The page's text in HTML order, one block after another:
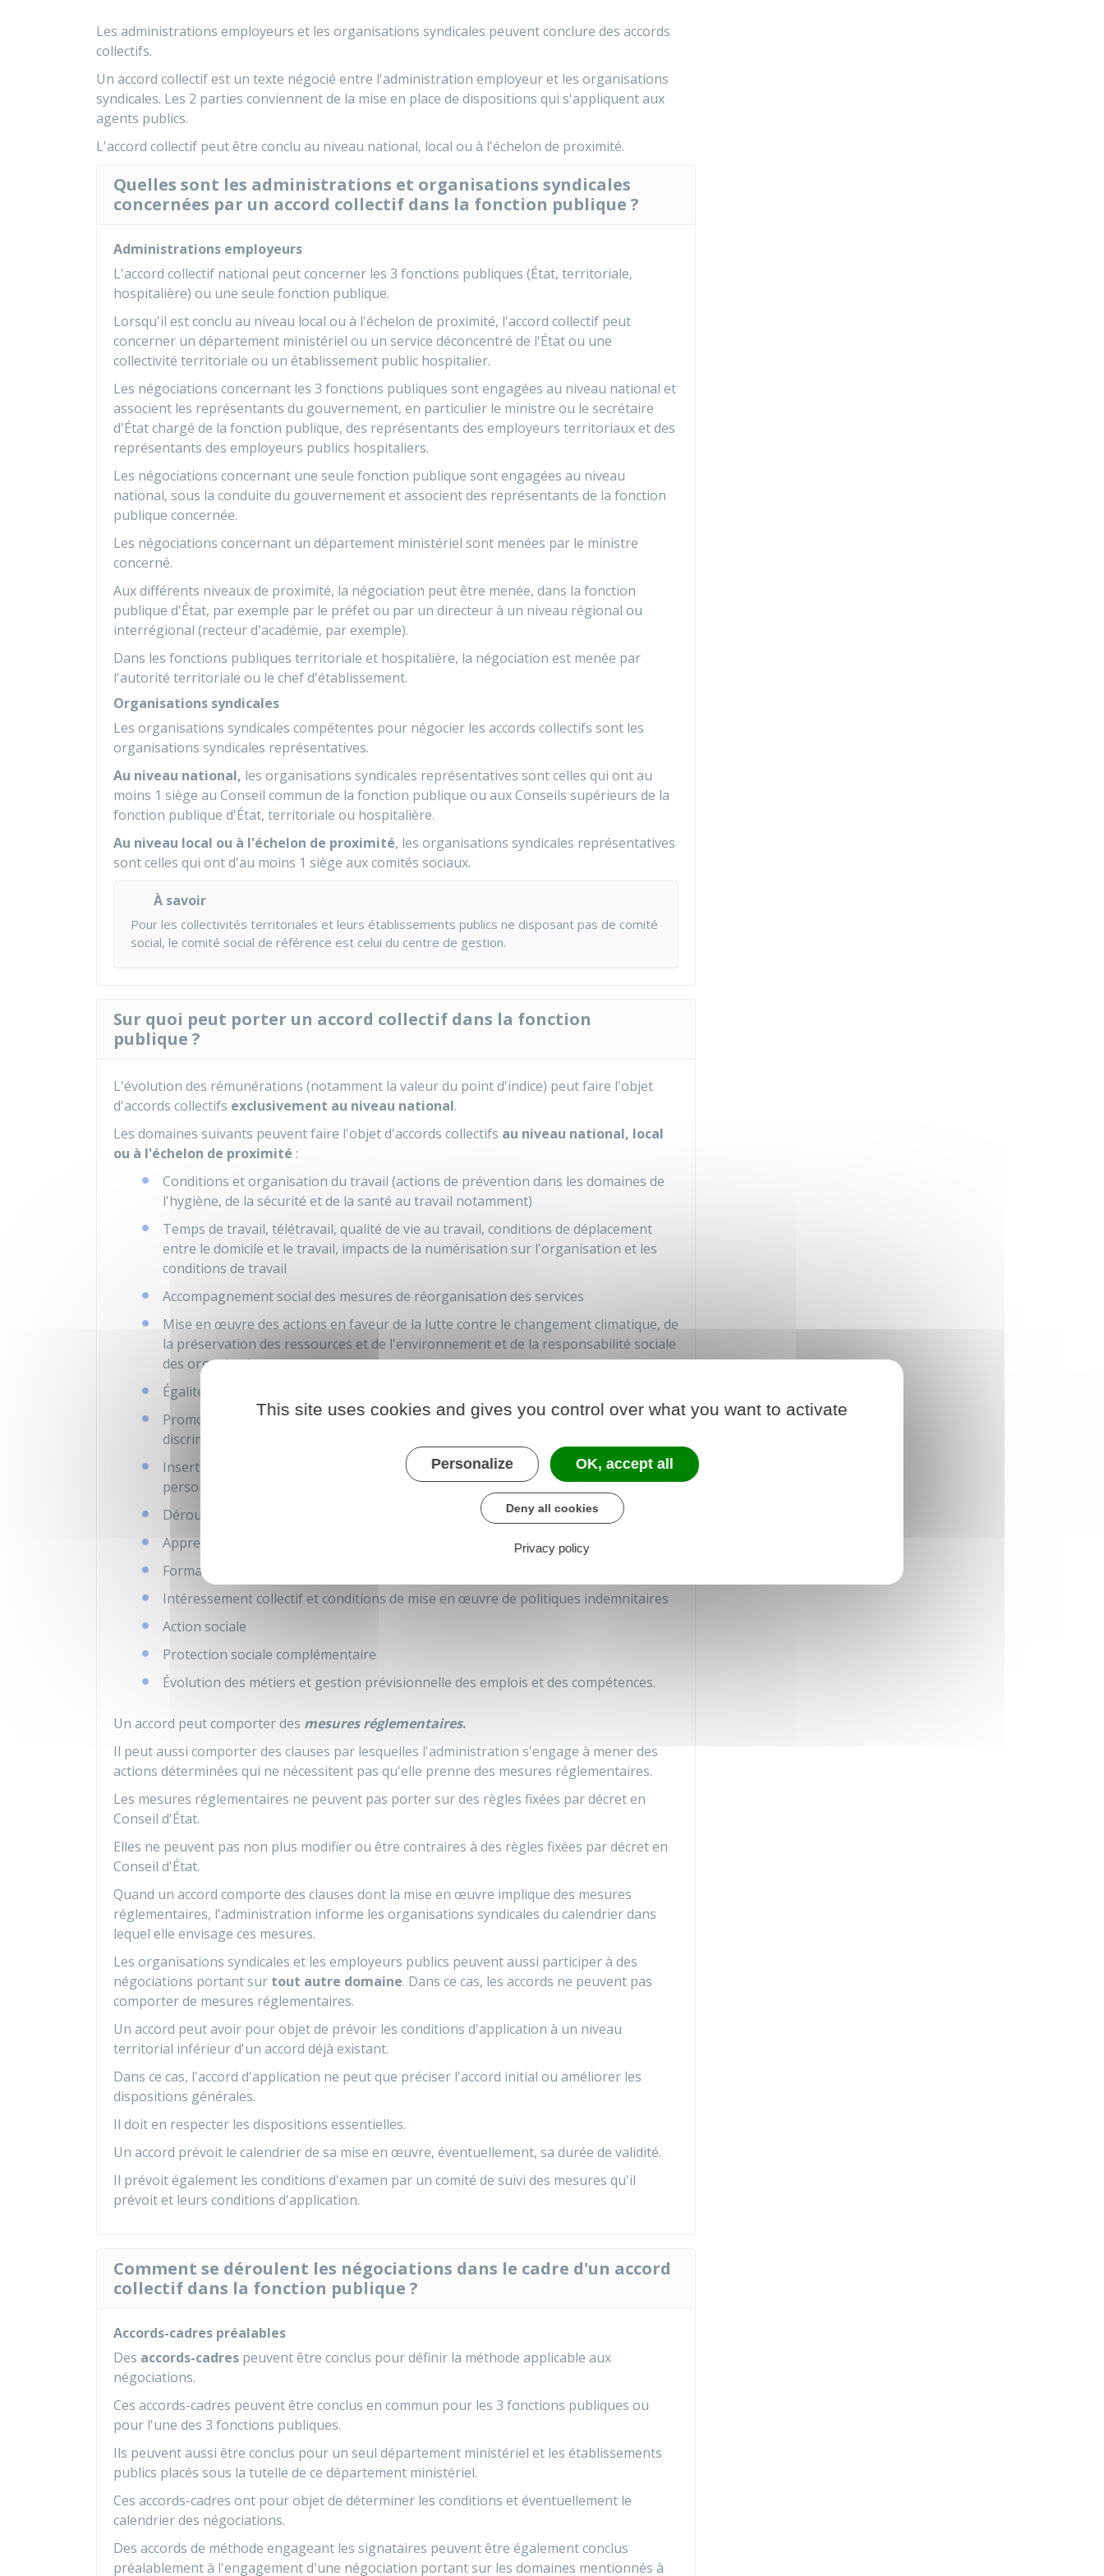
Les administrations employeurs et les organisations syndicales peuvent conclure des accords
collectifs.
Un accord collectif est un texte négocié entre l'administration employeur et les organisations
syndicales. Les 2 parties conviennent de la mise en place de dispositions qui s'appliquent aux
agents publics.
L'accord collectif peut être conclu au niveau national, local ou à l'échelon de proximité.
Quelles sont les administrations et organisations syndicales
concernées par un accord collectif dans la fonction publique ?
Administrations employeurs
L'accord collectif national peut concerner les 3 fonctions publiques (État, territoriale,
hospitalière) ou une seule fonction publique.
Lorsqu'il est conclu au niveau local ou à l'échelon de proximité, l'accord collectif peut
concerner un département ministériel ou un service déconcentré de l'État ou une
collectivité territoriale ou un établissement public hospitalier.
Les négociations concernant les 3 fonctions publiques sont engagées au niveau national et
associent les représentants du gouvernement, en particulier le ministre ou le secrétaire
d'État chargé de la fonction publique, des représentants des employeurs territoriaux et des
représentants des employeurs publics hospitaliers.
Les négociations concernant une seule fonction publique sont engagées au niveau
national, sous la conduite du gouvernement et associent des représentants de la fonction
publique concernée.
Les négociations concernant un département ministériel sont menées par le ministre
concerné.
Aux différents niveaux de proximité, la négociation peut être menée, dans la fonction
publique d'État, par exemple par le préfet ou par un directeur à un niveau régional ou
interrégional (recteur d'académie, par exemple).
Dans les fonctions publiques territoriale et hospitalière, la négociation est menée par
l'autorité territoriale ou le chef d'établissement.
Organisations syndicales
Les organisations syndicales compétentes pour négocier les accords collectifs sont les
organisations syndicales représentatives.
Au niveau national, les organisations syndicales représentatives sont celles qui ont au
moins 1 siège au Conseil commun de la fonction publique ou aux Conseils supérieurs de la
fonction publique d'État, territoriale ou hospitalière.
Au niveau local ou à l'échelon de proximité, les organisations syndicales représentatives
sont celles qui ont d'au moins 1 siège aux comités sociaux.
À savoir
Pour les collectivités territoriales et leurs établissements publics ne disposant pas de comité
social, le comité social de référence est celui du centre de gestion.
Sur quoi peut porter un accord collectif dans la fonction
publique ?
L'évolution des rémunérations (notamment la valeur du point d'indice) peut faire l'objet
d'accords collectifs exclusivement au niveau national.
Les domaines suivants peuvent faire l'objet d'accords collectifs au niveau national, local
ou à l'échelon de proximité :
Conditions et organisation du travail (actions de prévention dans les domaines de
l'hygiène, de la sécurité et de la santé au travail notamment)
Temps de travail, télétravail, qualité de vie au travail, conditions de déplacement
entre le domicile et le travail, impacts de la numérisation sur l'organisation et les
conditions de travail
Accompagnement social des mesures de réorganisation des services
Mise en œuvre des actions en faveur de la lutte contre le changement climatique, de
la préservation des ressources et de l'environnement et de la responsabilité sociale
des organisations
Égalité professionnelle entre les femmes et les hommes
Promotion de l'égalité des chances, reconnaissance de la diversité et prévention des
discriminations dans l'accès aux emplois et la gestion des carrières
Insertion professionnelle, maintien dans l'emploi et évolution professionnelle des
personnes en situation de handicap
Déroulement des carrières et promotion professionnelle
Apprentissage
Formation professionnelle et formation continue
Intéressement collectif et conditions de mise en œuvre de politiques indemnitaires
Action sociale
Protection sociale complémentaire
Évolution des métiers et gestion prévisionnelle des emplois et des compétences.
Un accord peut comporter des mesures réglementaires.
Il peut aussi comporter des clauses par lesquelles l'administration s'engage à mener des
actions déterminées qui ne nécessitent pas qu'elle prenne des mesures réglementaires.
Les mesures réglementaires ne peuvent pas porter sur des règles fixées par décret en
Conseil d'État.
Elles ne peuvent pas non plus modifier ou être contraires à des règles fixées par décret en
Conseil d'État.
Quand un accord comporte des clauses dont la mise en œuvre implique des mesures
réglementaires, l'administration informe les organisations syndicales du calendrier dans
lequel elle envisage ces mesures.
Les organisations syndicales et les employeurs publics peuvent aussi participer à des
négociations portant sur tout autre domaine. Dans ce cas, les accords ne peuvent pas
comporter de mesures réglementaires.
Un accord peut avoir pour objet de prévoir les conditions d'application à un niveau
territorial inférieur d'un accord déjà existant.
Dans ce cas, l'accord d'application ne peut que préciser l'accord initial ou améliorer les
dispositions générales.
Il doit en respecter les dispositions essentielles.
Un accord prévoit le calendrier de sa mise en œuvre, éventuellement, sa durée de validité.
Il prévoit également les conditions d'examen par un comité de suivi des mesures qu'il
prévoit et leurs conditions d'application.
Comment se déroulent les négociations dans le cadre d'un accord
collectif dans la fonction publique ?
Accords-cadres préalables
Des accords-cadres peuvent être conclus pour définir la méthode applicable aux
négociations.
Ces accords-cadres peuvent être conclus en commun pour les 3 fonctions publiques ou
pour l'une des 3 fonctions publiques.
Ils peuvent aussi être conclus pour un seul département ministériel et les établissements
publics placés sous la tutelle de ce département ministériel.
Ces accords-cadres ont pour objet de déterminer les conditions et éventuellement le
calendrier des négociations.
Des accords de méthode engageant les signataires peuvent être également conclus
préalablement à l'engagement d'une négociation portant sur les domaines mentionnés à
This site uses cookies and gives you control over what you want to activate
Personalize OK, accept all
Deny all cookies
Privacy policy